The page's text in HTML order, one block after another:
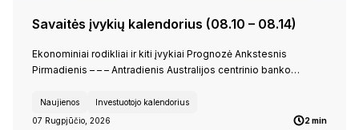
Savaitės įvykių kalendorius (08.10 – 08.14)
Ekonominiai rodikliai ir kiti įvykiai Prognozė Ankstesnis
Pirmadienis – – – Antradienis Australijos centrinio banko…
Naujienos
Investuotojo kalendorius
07 Rugpjūčio, 2026
2 min